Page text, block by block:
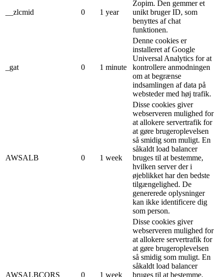
__zlcmid 0 1 year
Zopim. Den gemmer et
unikt bruger ID, som
benyttes af chat
funktionen.
_gat 0 1 minute
Denne cookies er
installeret af Google
Universal Analytics for at
kontrollere anmodningen
om at begrænse
indsamlingen af ​​data på
websteder med høj trafik.
AWSALB 0 1 week
Disse cookies giver
webserveren mulighed for
at allokere servertrafik for
at gøre brugeroplevelsen
så smidig som muligt. En
såkaldt load balancer
bruges til at bestemme,
hvilken server der i
øjeblikket har den bedste
tilgængelighed. De
genererede oplysninger
kan ikke identificere dig
som person.
AWSALBCORS 0 1 week
Disse cookies giver
webserveren mulighed for
at allokere servertrafik for
at gøre brugeroplevelsen
så smidig som muligt. En
såkaldt load balancer
bruges til at bestemme,